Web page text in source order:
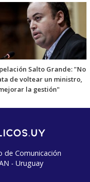
Salto Grande: "No
de voltear un ministro,
la gestión"
de Comunicación
- Uruguay